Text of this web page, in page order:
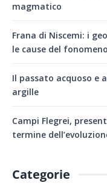
magmatico
Frana di Niscemi: i
le cause del fonomeno
Il passato acquoso e
argille
Campi Flegrei,
termine
Categorie